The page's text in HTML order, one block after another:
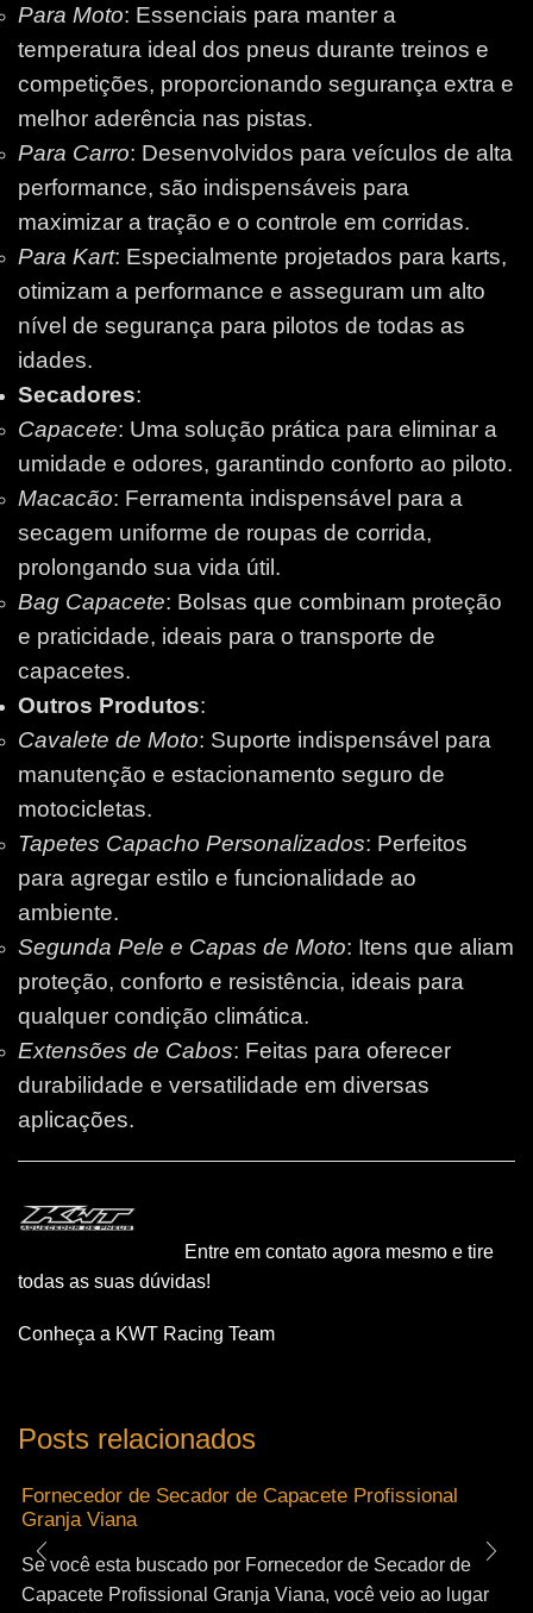
Para Moto: Essenciais para manter a
temperatura ideal dos pneus durante treinos e
competições, proporcionando segurança extra e
melhor aderência nas pistas.
Para Carro: Desenvolvidos para veículos de alta
performance, são indispensáveis para
maximizar a tração e o controle em corridas.
Para Kart: Especialmente projetados para karts,
otimizam a performance e asseguram um alto
nível de segurança para pilotos de todas as
idades.
Secadores:
Capacete: Uma solução prática para eliminar a
umidade e odores, garantindo conforto ao piloto.
Macacão: Ferramenta indispensável para a
secagem uniforme de roupas de corrida,
prolongando sua vida útil.
Bag Capacete: Bolsas que combinam proteção
e praticidade, ideais para o transporte de
capacetes.
Outros Produtos:
Cavalete de Moto: Suporte indispensável para
manutenção e estacionamento seguro de
motocicletas.
Tapetes Capacho Personalizados: Perfeitos
para agregar estilo e funcionalidade ao
ambiente.
Segunda Pele e Capas de Moto: Itens que aliam
proteção, conforto e resistência, ideais para
qualquer condição climática.
Extensões de Cabos: Feitas para oferecer
durabilidade e versatilidade em diversas
aplicações.
Entre em contato agora mesmo e tire
todas as suas dúvidas!
Conheça a KWT Racing Team
Posts relacionados
Fornecedor de Secador de Capacete Profissional
Granja Viana
Se você esta buscado por Fornecedor de Secador de
Capacete Profissional Granja Viana, você veio ao lugar